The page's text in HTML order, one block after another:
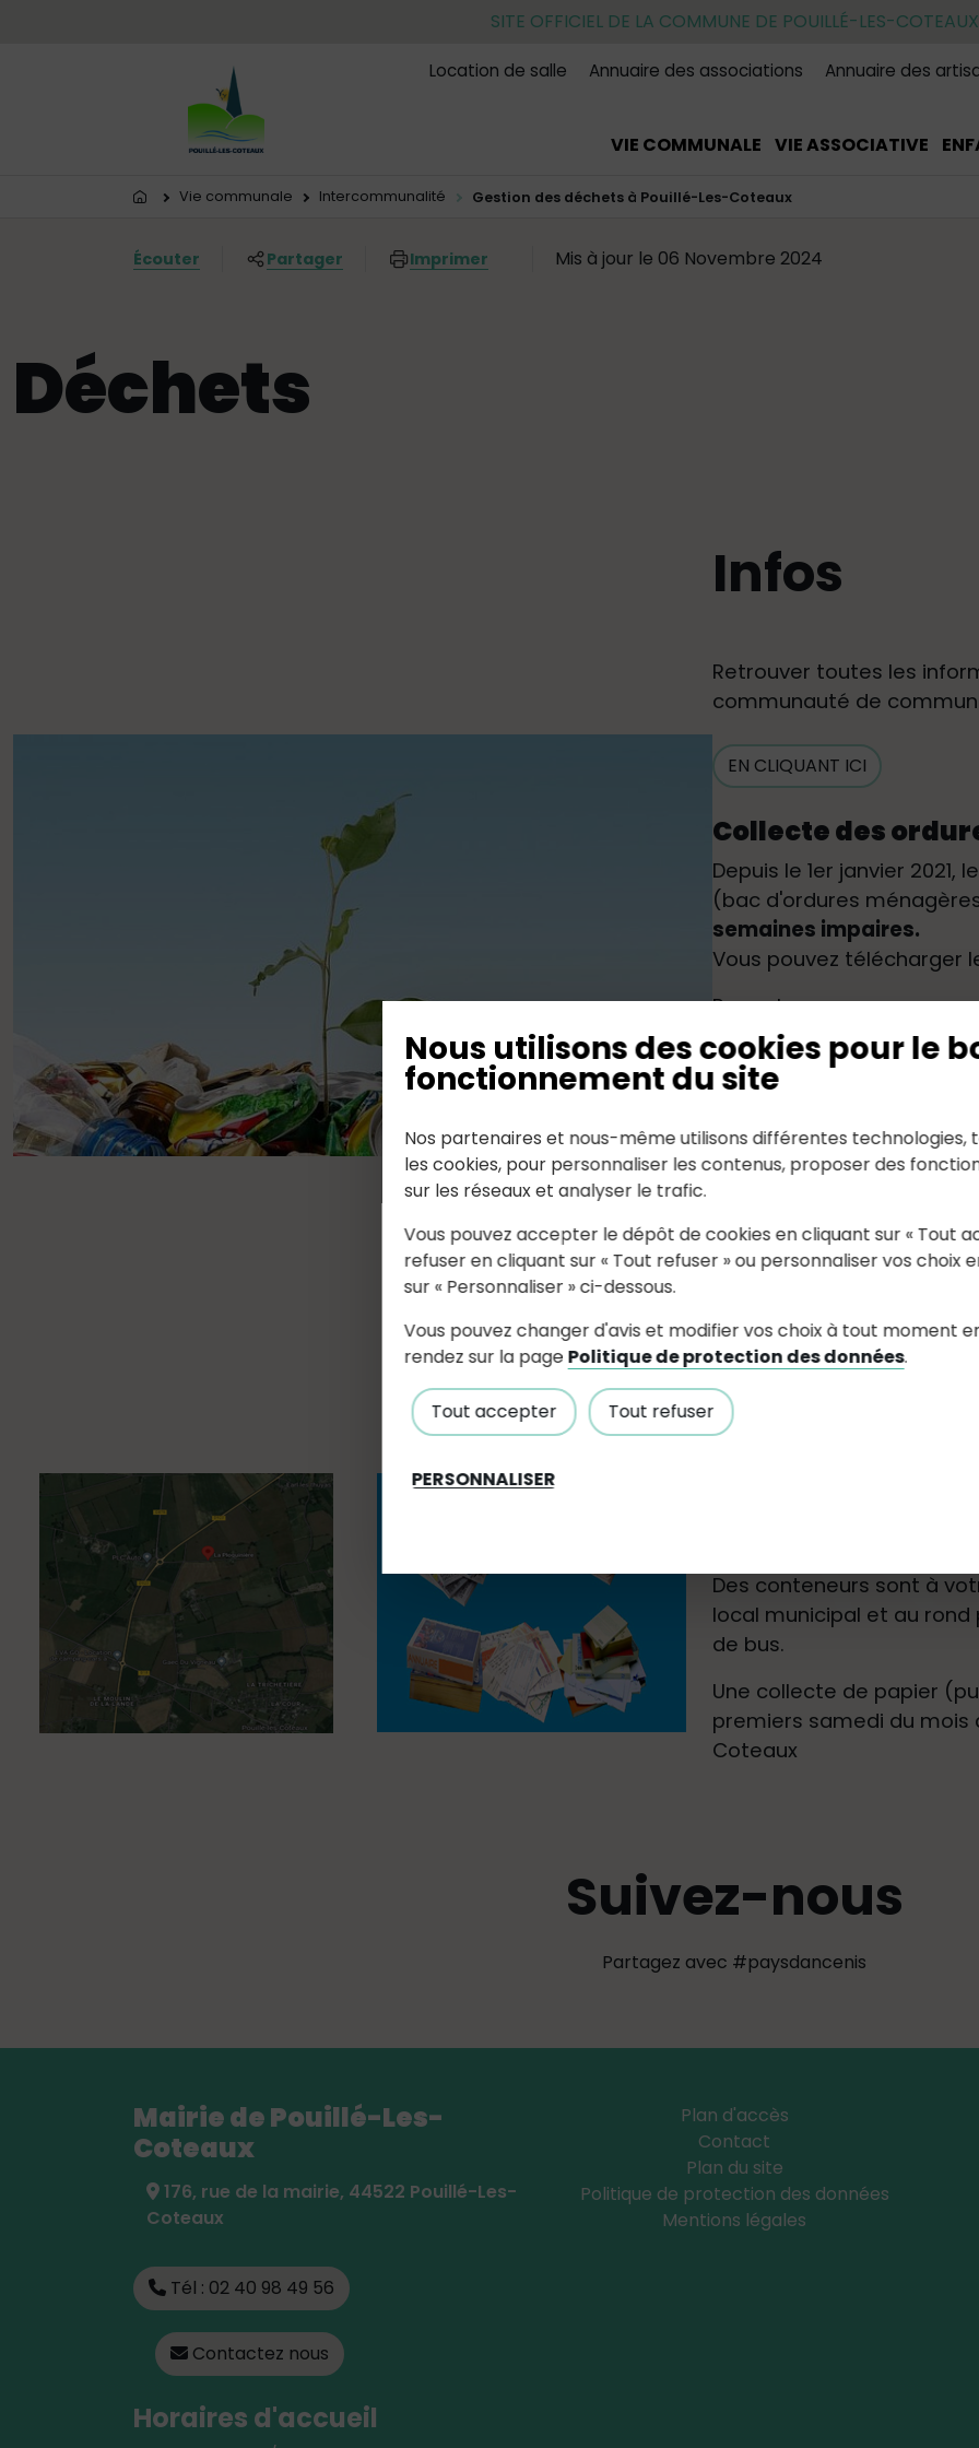
Nous utilisons des cookies pour le
fonctionnement du site
Nos partenaires et nous-même utilisons différentes technologies,
les cookies, pour personnaliser les contenus, proposer des
sur les réseaux et analyser le trafic.
Vous pouvez accepter le dépôt de cookies en cliquant sur « Tout
refuser en cliquant sur « Tout refuser » ou personnaliser vos choix
sur « Personnaliser » ci-dessous.
Vous pouvez changer d'avis et modifier vos choix à tout moment
rendez sur la page Politique de protection des données.
Tout accepter Tout refuser
PERSONNALISER
SITE OFFICIEL DE LA COMMUNE DE POUILLÉ-LES-COTEAUX
Location de salle Annuaire des associations Annuaire des
VIE COMMUNALE VIE ASSOCIATIVE
Vous êtes ici:
Vie communale Intercommunalité Gestion des déchets à Pouillé-Les-Coteaux
Écouter Partager Imprimer Mis à jour le 06 Novembre 2024
Déchets
Infos
Retrouver toutes les
communauté de
EN CLIQUANT ICI
Collecte des
Depuis le 1er janvier
(bac d'ordures
semaines impaires.
Vous pouvez télécharger
Rappels :
Chaque foyer paie un
supplémentaire sera
Les sacs jaunes (et
En cas de jour férié,
CALENDRIER DE
Tri selectif
Les sacs jaunes pour le
mairie, aux heures
mardi au vendredi 9h-12h).
La collecte du papier et
Des conteneurs sont à
local municipal et au rond
de bus.
Une collecte de papier
premiers samedi du mois
Coteaux
Suivez-nous
Partagez avec #paysdancenis
Mairie de Pouillé-Les-
Coteaux
176, rue de la mairie, 44522 Pouillé-Les-
Coteaux
Tél : 02 40 98 49 56
Contactez nous
Horaires d'accueil
Plan d'accès
Contact
Plan du site
Politique de protection des données
Mentions légales